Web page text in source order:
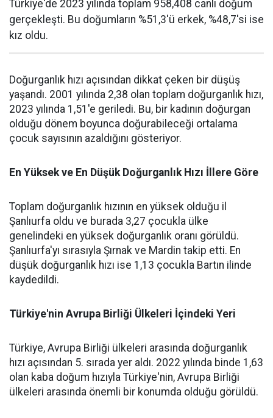
Türkiye'de 2023 yılında toplam 958,408 canlı doğum
gerçekleşti. Bu doğumların %51,3'ü erkek, %48,7'si ise
kız oldu.
Doğurganlık hızı açısından dikkat çeken bir düşüş
yaşandı. 2001 yılında 2,38 olan toplam doğurganlık hızı,
2023 yılında 1,51'e geriledi. Bu, bir kadının doğurgan
olduğu dönem boyunca doğurabileceği ortalama
çocuk sayısının azaldığını gösteriyor.
En Yüksek ve En Düşük Doğurganlık Hızı İllere Göre
Toplam doğurganlık hızının en yüksek olduğu il
Şanlıurfa oldu ve burada 3,27 çocukla ülke
genelindeki en yüksek doğurganlık oranı görüldü.
Şanlıurfa'yı sırasıyla Şırnak ve Mardin takip etti. En
düşük doğurganlık hızı ise 1,13 çocukla Bartın ilinde
kaydedildi.
Türkiye'nin Avrupa Birliği Ülkeleri İçindeki Yeri
Türkiye, Avrupa Birliği ülkeleri arasında doğurganlık
hızı açısından 5. sırada yer aldı. 2022 yılında binde 1,63
olan kaba doğum hızıyla Türkiye'nin, Avrupa Birliği
ülkeleri arasında önemli bir konumda olduğu görüldü.